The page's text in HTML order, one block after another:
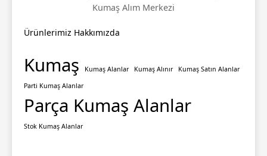
Kumaş Alım Merkezi
Ürünlerimiz Hakkımızda
Kumaş Kumaş Alanlar Kumaş Alınır
Kumaş Satın Alanlar
Parti Kumaş Alanlar
Parça Kumaş Alanlar
Stok Kumaş Alanlar